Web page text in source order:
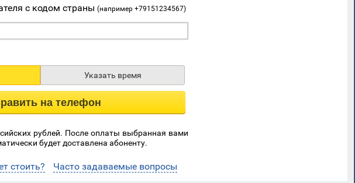
с кодом страны(например +79151234567)
Указать время
на телефон
рублей. После оплаты выбранная вами
будет доставлена абоненту.
стоить? Часто задаваемые вопросы